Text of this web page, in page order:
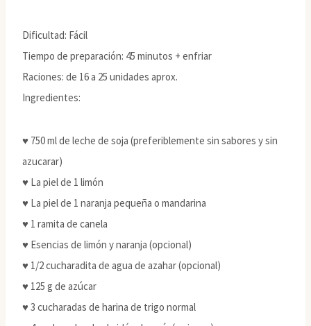
Dificultad: Fácil
Tiempo de preparación: 45 minutos + enfriar
Raciones: de 16 a 25 unidades aprox.
Ingredientes:
♥ 750 ml de leche de soja (preferiblemente sin sabores y sin
azucarar)
♥ La piel de 1 limón
♥ La piel de 1 naranja pequeña o mandarina
♥ 1 ramita de canela
♥ Esencias de limón y naranja (opcional)
♥ 1/2 cucharadita de agua de azahar (opcional)
♥ 125 g de azúcar
♥ 3 cucharadas de harina de trigo normal